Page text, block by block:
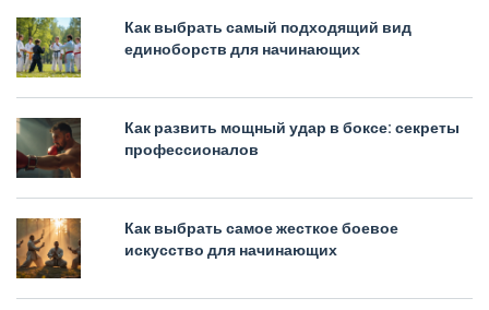
Как выбрать самый подходящий вид
единоборств для начинающих
Как развить мощный удар в боксе: секреты
профессионалов
Как выбрать самое жесткое боевое
искусство для начинающих